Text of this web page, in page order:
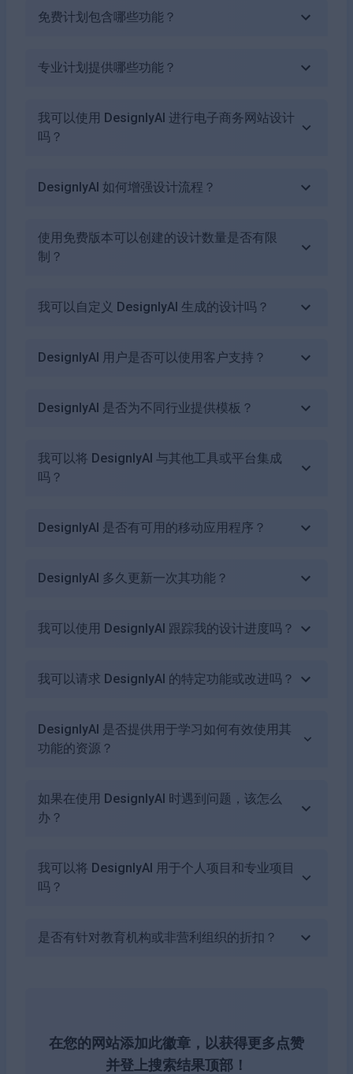
免费计划包含哪些功能？
专业计划提供哪些功能？
我可以使用 DesignlyAI 进行电子商务网站设计
吗？
DesignlyAI 如何增强设计流程？
使用免费版本可以创建的设计数量是否有限
制？
我可以自定义 DesignlyAI 生成的设计吗？
DesignlyAI 用户是否可以使用客户支持？
DesignlyAI 是否为不同行业提供模板？
我可以将 DesignlyAI 与其他工具或平台集成
吗？
DesignlyAI 是否有可用的移动应用程序？
DesignlyAI 多久更新一次其功能？
我可以使用 DesignlyAI 跟踪我的设计进度吗？
我可以请求 DesignlyAI 的特定功能或改进吗？
DesignlyAI 是否提供用于学习如何有效使用其
功能的资源？
如果在使用 DesignlyAI 时遇到问题，该怎么
办？
我可以将 DesignlyAI 用于个人项目和专业项目
吗？
是否有针对教育机构或非营利组织的折扣？
在您的网站添加此徽章，以获得更多点赞
并登上搜索结果顶部！